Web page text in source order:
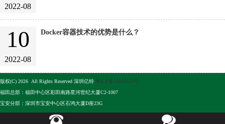
2022-08
10
2022-08
Docker容器技术的优势是什么？
版权(C) 2026 All Rights Reserved 深圳亿特 粤ICP备10105513号
福田总部：福田中心区彩田南路星河世纪大厦C2-1007
宝安分部：深圳市宝安中心区石鸿大厦D座23G